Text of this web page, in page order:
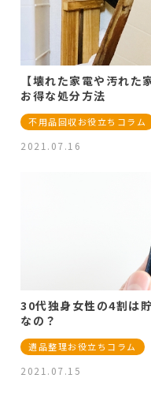
【壊れた家電や汚れた
お得な処分方法
不用品回収お役立ちコラム
2021.07.16
30代独身女性の4割は
なの？
遺品整理お役立ちコラム
2021.07.15